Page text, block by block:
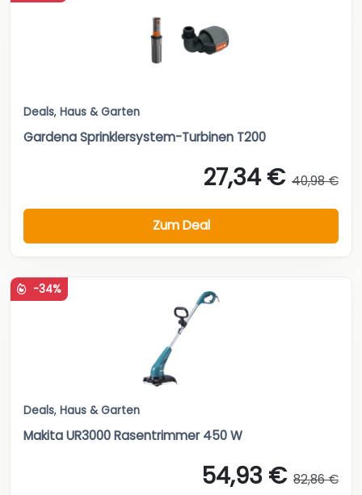
Deals, Haus & Garten
Gardena Sprinklersystem-Turbinen T200
27,34 € 40,98 €
Zum Deal
-34%
Deals, Haus & Garten
Makita UR3000 Rasentrimmer 450 W
54,93 € 82,86 €